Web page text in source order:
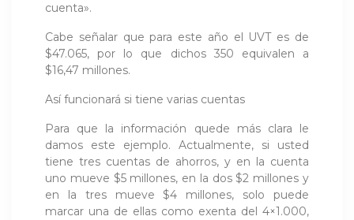
cuenta».
Cabe señalar que para este año el UVT es de
$47.065, por lo que dichos 350 equivalen a
$16,47 millones.
Así funcionará si tiene varias cuentas
Para que la información quede más clara le
damos este ejemplo. Actualmente, si usted
tiene tres cuentas de ahorros, y en la cuenta
uno mueve $5 millones, en la dos $2 millones y
en la tres mueve $4 millones, solo puede
marcar una de ellas como exenta del 4×1.000,